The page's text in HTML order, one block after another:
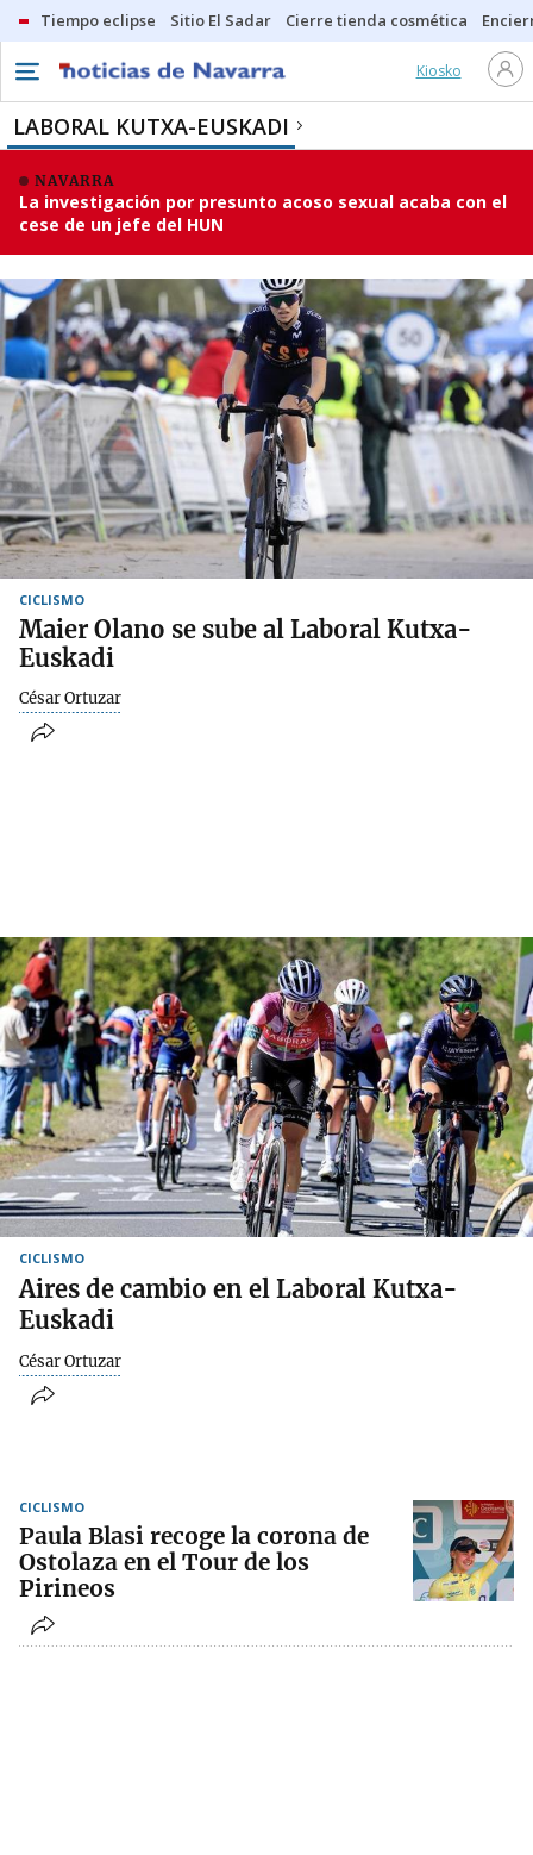
Tiempo eclipse Sitio El Sadar Cierre tienda cosmética
Kiosko
LABORAL KUTXA-EUSKADI
NAVARRA
La investigación por presunto acoso sexual acaba con el
cese de un jefe del HUN
CICLISMO
Maier Olano se sube al Laboral Kutxa-
Euskadi
César Ortuzar
CICLISMO
Aires de cambio en el Laboral Kutxa-
Euskadi
César Ortuzar
CICLISMO
Paula Blasi recoge la corona de
Ostolaza en el Tour de los
Pirineos